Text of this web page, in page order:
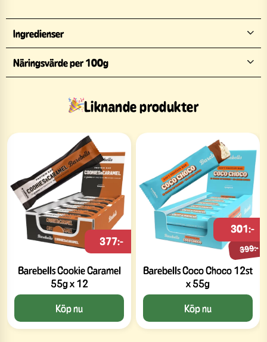
Ingredienser
Näringsvärde per 100g
Liknande produkter
Barebells Cookie Caramel
55g x 12
377:-
Köp nu
Barebells Coco Choco 12st
x 55g
399:-
301:-
Köp nu